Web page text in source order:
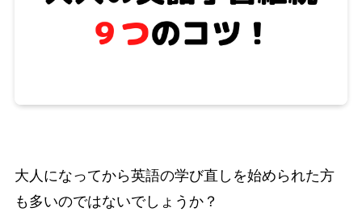
大人になってから英語の学び直しを始められた方
も多いのではないでしょうか？